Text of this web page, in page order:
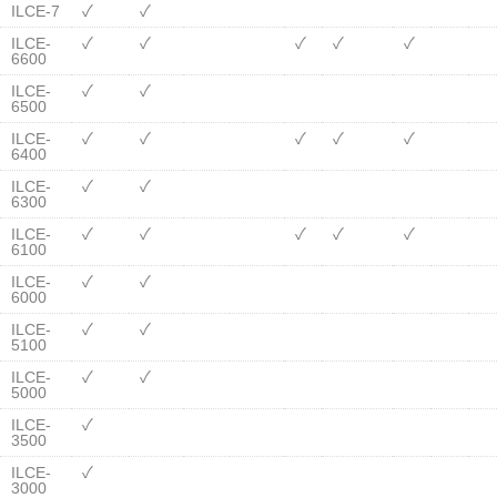
ILCE-7 ✓
✓
ILCE-
6600
✓ ✓ ✓ ✓ ✓
ILCE-
6500
✓ ✓
ILCE-
6400
✓ ✓ ✓ ✓ ✓
ILCE-
6300
✓ ✓
ILCE-
6100
✓ ✓ ✓ ✓ ✓
ILCE-
6000
✓ ✓
ILCE-
5100
✓ ✓
ILCE-
5000
✓ ✓
ILCE-
3500
✓
ILCE-
3000
✓